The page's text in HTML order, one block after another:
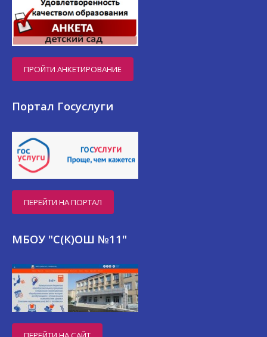
ПРОЙТИ АНКЕТИРОВАНИЕ
Портал Госуслуги
ПЕРЕЙТИ НА ПОРТАЛ
МБОУ "С(К)ОШ №11"